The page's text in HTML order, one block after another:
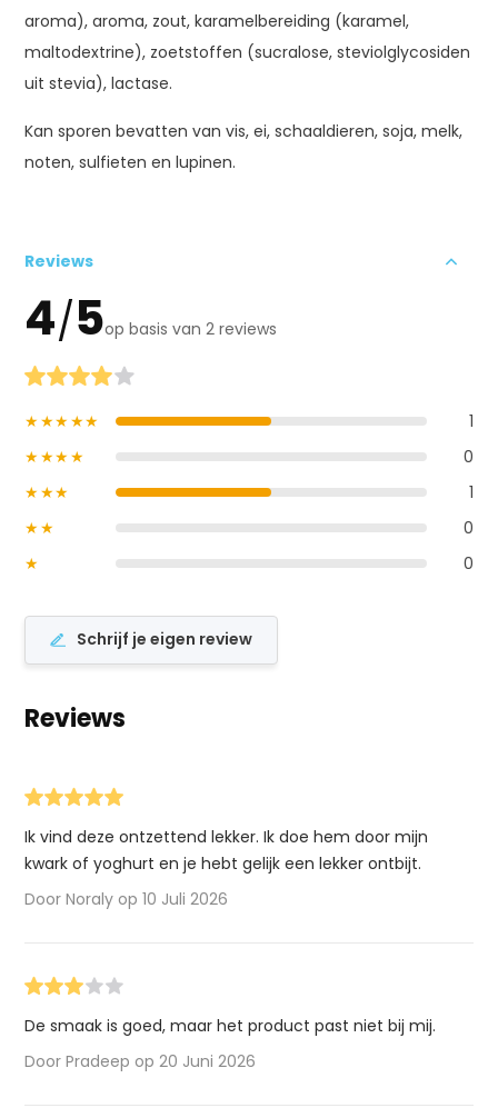
aroma), aroma, zout, karamelbereiding (karamel,
maltodextrine), zoetstoffen (sucralose, steviolglycosiden
uit stevia), lactase.
Kan sporen bevatten van vis, ei, schaaldieren, soja, melk,
noten, sulfieten en lupinen.
Reviews
4/5op basis van 2 reviews
★★★★★
1
★★★★
0
★★★
1
★★
0
★
0
Schrijf je eigen review
Reviews
Ik vind deze ontzettend lekker. Ik doe hem door mijn
kwark of yoghurt en je hebt gelijk een lekker ontbijt.
Door Noraly op 10 Juli 2026
De smaak is goed, maar het product past niet bij mij.
Door Pradeep op 20 Juni 2026